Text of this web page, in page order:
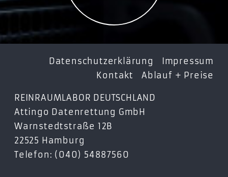
Datenschutzerklärung
Impressum
Kontakt
Ablauf + Preise
REINRAUMLABOR DEUTSCHLAND
Attingo Datenrettung GmbH
Warnstedtstraße 12B
22525 Hamburg
Telefon: (040) 54887560